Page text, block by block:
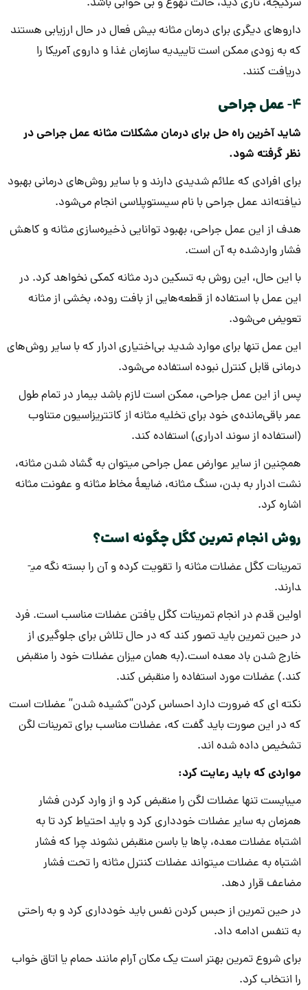
داروهای دیگری برای درمان مثانه بیش فعال در حال ارزیابی هستند
که به زودی ممکن است تاییدیه سازمان غذا و داروی آمریکا را
دریافت کنند.
4- عمل جراحی
شاید آخرین راه حل برای درمان مشکلات مثانه عمل جراحی در
نظر گرفته شود.
برای افرادی که علائم شدیدی دارند و با سایر روش‌های درمانی بهبود
نیافته‌اند عمل جراحی با نام سیستوپلاسی انجام می‌شود.
هدف از این عمل جراحی، بهبود توانایی ذخیره‌سازی مثانه و کاهش
فشار واردشده به آن است.
با این حال، این روش به تسکین درد مثانه کمکی نخواهد کرد. در
این عمل با استفاده از قطعه‌هایی از بافت روده، بخشی از مثانه
تعویض می‌شود.
این عمل تنها برای موارد شدید بی‌اختیاری ادرار که با سایر روش‌های
درمانی قابل ‌کنترل نبوده استفاده می‌شود.
پس از این عمل جراحی، ممکن است لازم باشد بیمار در تمام طول
عمر باقی‌مانده‌ی خود برای تخلیه مثانه از کاتتریزاسیون متناوب
(استفاده از سوند ادراری) استفاده کند.
همچنین از سایر عوارض عمل جراحی می­توان به گشاد شدن مثانه،
نشت ادرار به بدن، سنگ مثانه، ضایعۀ مخاط مثانه و عفونت مثانه
اشاره کرد.
روش انجام تمرین کگل چگونه است؟
تمرینات کگل عضلات مثانه را تقویت کرده و آن را بسته نگه می­
دارند.
اولین قدم در انجام تمرینات کگل یافتن عضلات مناسب است. فرد
در حین تمرین باید تصور کند که در حال تلاش برای جلوگیری از
خارج شدن باد معده است.(به همان میزان عضلات خود را منقبض
کند.) عضلات مورد استفاده را منقبض کند.
نکته­ ایکه ضرورت دارد احساس کردن”کشیده شدن” عضلات است
که در این صورت باید گفت که، عضلات مناسب برای تمرینات لگن
تشخیص داده شده ­اند.
مواردی که باید رعایت کرد:
می­بایست تنها عضلات لگن را منقبض کرد و از وارد کردن فشار
همزمان به سایر عضلات خودداری کرد و باید احتیاط کرد تا به
اشتباه عضلات معده، پاها یا باسن منقبض نشوند چرا که فشار
اشتباه به عضلات می­تواند عضلات کنترل مثانه را تحت فشار
مضاعف قرار دهد.
در حین تمرین از حبس کردن نفس باید خودداری کرد و به راحتی
به تنفس ادامه داد.
برای شروع تمرین بهتر است یک مکان آرام مانند حمام یا اتاق خواب
را انتخاب کرد.